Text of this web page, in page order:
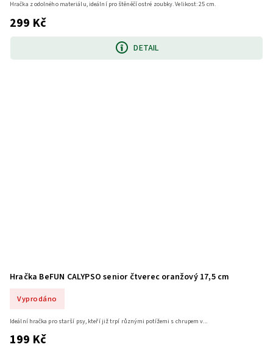
299 Kč
DETAIL
Hračka z odolného materiálu, ideální pro štěněčí ostré zoubky. Velikost: 25 cm.
Hračka BeFUN CALYPSO senior čtverec oranžový 17,5 cm
Vyprodáno
199 Kč
Ideální hračka pro starší psy, kteří již trpí různými potížemi s chrupem v...